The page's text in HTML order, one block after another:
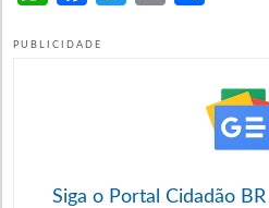
PUBLICIDADE
Siga o Portal Cidadão